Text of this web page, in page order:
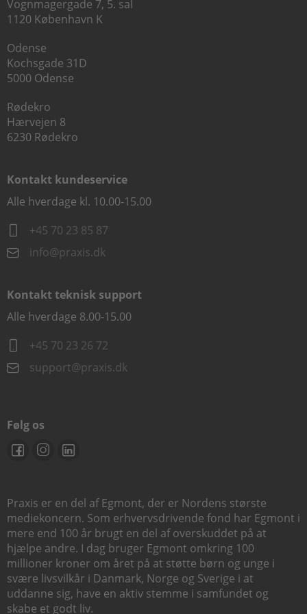
Vognmagergade 7, 5. sal
1120 København K
Odense
Kochsgade 31D
5000 Odense
Rødekro
Hærvejen 8
6230 Rødekro
Kontakt kundeservice
Alle hverdage kl. 10.00-15.00
+45 70 23 85 87
info@praxis.dk
Kontakt teknisk support
Alle hverdage 8.00-15.00
+45 70 23 26 72
support@praxis.dk
Følg os
Praxis er en del af Egmont, der er Nordens største
mediekoncern. Som erhvervsdrivende fond har Egmont i
mere end 100 år brugt en del af overskuddet på at
hjælpe andre. I dag bruger Egmont omkring 100
millioner kroner om året på at støtte børn og unge i
svære livsvilkår i Danmark, Norge og Sverige i at
uddanne sig, have en aktiv stemme i samfundet og
skabe et godt liv.